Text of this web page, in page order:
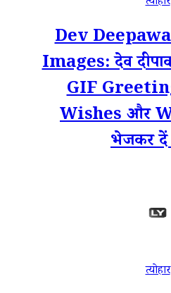
Dev
Images: देव
GIF
Wishes और
भेजकर दें
त्योहार